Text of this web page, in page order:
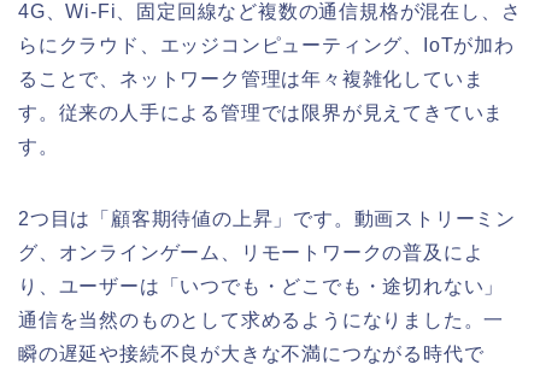
4G、Wi-Fi、固定回線など複数の通信規格が混在し、さ
らにクラウド、エッジコンピューティング、IoTが加わ
ることで、ネットワーク管理は年々複雑化していま
す。従来の人手による管理では限界が見えてきていま
す。
2つ目は「顧客期待値の上昇」です。動画ストリーミン
グ、オンラインゲーム、リモートワークの普及によ
り、ユーザーは「いつでも・どこでも・途切れない」
通信を当然のものとして求めるようになりました。一
瞬の遅延や接続不良が大きな不満につながる時代で